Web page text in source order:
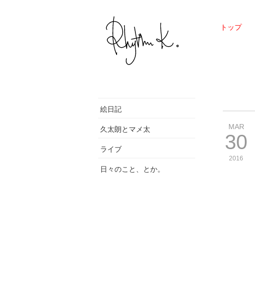
トップ
絵日記
久太朗とマメ太
ライブ
日々のこと、とか。
MAR
30
2016